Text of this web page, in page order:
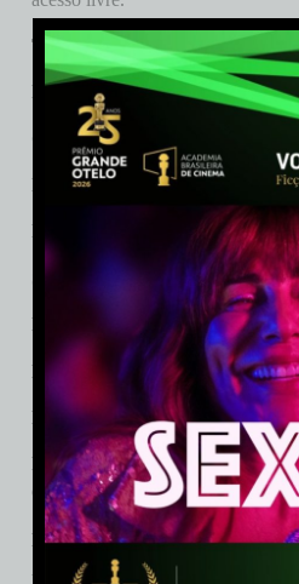
Título:Queimamufa! – 2ª
Formato: Série infantojuvenil
Classificação indicativa:
Público-alvo: Crianças de 7 a 9
Produção: Giros Filmes
Show Runner:Bianca Lenti
Produção Executiva:Belisario
Direção:Bruno Bennec
Produção Criativa:Sophia
Roteiro:Veronica Honorato,
Gabrielly Oliveira, Letícia Hallack
Elenco:Thaia, Bernardo
Aldunate, Elvira Helena, Higor